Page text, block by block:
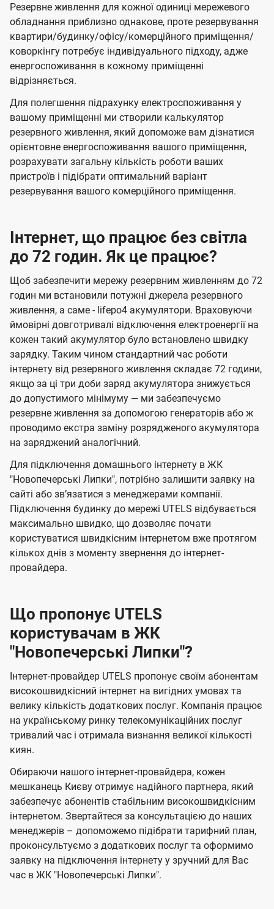
Резервне живлення для кожної одиниці мережевого
обладнання приблизно однакове, проте резервування
квартири/будинку/офісу/комерційного приміщення/
коворкінгу потребує індивідуального підходу, адже
енергоспоживання в кожному приміщенні
відрізняється.
Для полегшення підрахунку електроспоживання у
вашому приміщенні ми створили калькулятор
резервного живлення, який допоможе вам дізнатися
орієнтовне енергоспоживання вашого приміщення,
розрахувати загальну кількість роботи ваших
пристроїв і підібрати оптимальний варіант
резервування вашого комерційного приміщення.
Інтернет, що працює без світла
до 72 годин. Як це працює?
Щоб забезпечити мережу резервним живленням до 72
годин ми встановили потужні джерела резервного
живлення, а саме - lifepo4 акумулятори. Враховуючи
ймовірні довготривалі відключення електроенергії на
кожен такий акумулятор було встановлено швидку
зарядку. Таким чином стандартний час роботи
інтернету від резервного живлення складає 72 години,
якщо за ці три доби заряд акумулятора знижується
до допустимого мінімуму — ми забезпечуємо
резервне живлення за допомогою генераторів або ж
проводимо екстра заміну розрядженого акумулятора
на заряджений аналогічний.
Для підключення домашнього інтернету в ЖК
"Новопечерські Липки", потрібно залишити заявку на
сайті або звʼязатися з менеджерами компанії.
Підключення будинку до мережі UTELS відбувається
максимально швидко, що дозволяє почати
користуватися швидкісним інтернетом вже протягом
кількох днів з моменту звернення до інтернет-
провайдера.
Що пропонує UTELS
користувачам в ЖК
"Новопечерські Липки"?
Інтернет-провайдер UTELS пропонує своїм абонентам
високошвидкісний інтернет на вигідних умовах та
велику кількість додаткових послуг. Компанія працює
на українському ринку телекомунікаційних послуг
тривалий час і отримала визнання великої кількості
киян.
Обираючи нашого інтернет-провайдера, кожен
мешканець Києву отримує надійного партнера, який
забезпечує абонентів стабільним високошвидкісним
інтернетом. Звертайтеся за консультацією до наших
менеджерів – допоможемо підібрати тарифний план,
проконсультуємо з додаткових послуг та оформимо
заявку на підключення інтернету у зручний для Вас
час в ЖК "Новопечерські Липки".